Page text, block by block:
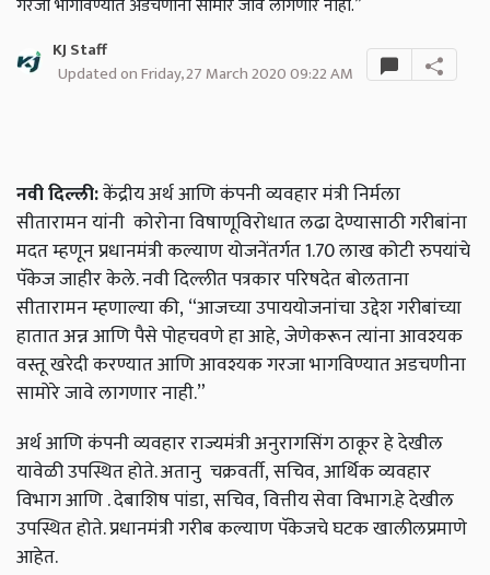
गरजा भागविण्यात अडचणीना सामोरे जावे लागणार नाही.”
KJ Staff
Updated on Friday, 27 March 2020 09:22 AM
नवी दिल्ली:केंद्रीय अर्थ आणि कंपनी व्यवहार मंत्री निर्मला
सीतारामन यांनी कोरोना विषाणूविरोधात लढा देण्यासाठी गरीबांना
मदत म्हणून प्रधानमंत्री कल्याण योजनेंतर्गत 1.70 लाख कोटी रुपयांचे
पॅकेज जाहीर केले. नवी दिल्लीत पत्रकार परिषदेत बोलताना
सीतारामन म्हणाल्या की, “आजच्या उपाययोजनांचा उद्देश गरीबांच्या
हातात अन्न आणि पैसे पोहचवणे हा आहे, जेणेकरून त्यांना आवश्यक
वस्तू खरेदी करण्यात आणि आवश्यक गरजा भागविण्यात अडचणीना
सामोरे जावे लागणार नाही.”
अर्थ आणि कंपनी व्यवहार राज्यमंत्री अनुरागसिंग ठाकूर हे देखील
यावेळी उपस्थित होते. अतानु चक्रवर्ती,सचिव,आर्थिक व्यवहार
विभाग आणि . देबाशिष पांडा,सचिव,वित्तीय सेवा विभाग.हे देखील
उपस्थित होते. प्रधानमंत्री गरीब कल्याण पॅकेजचे घटक खालीलप्रमाणे
आहेत.